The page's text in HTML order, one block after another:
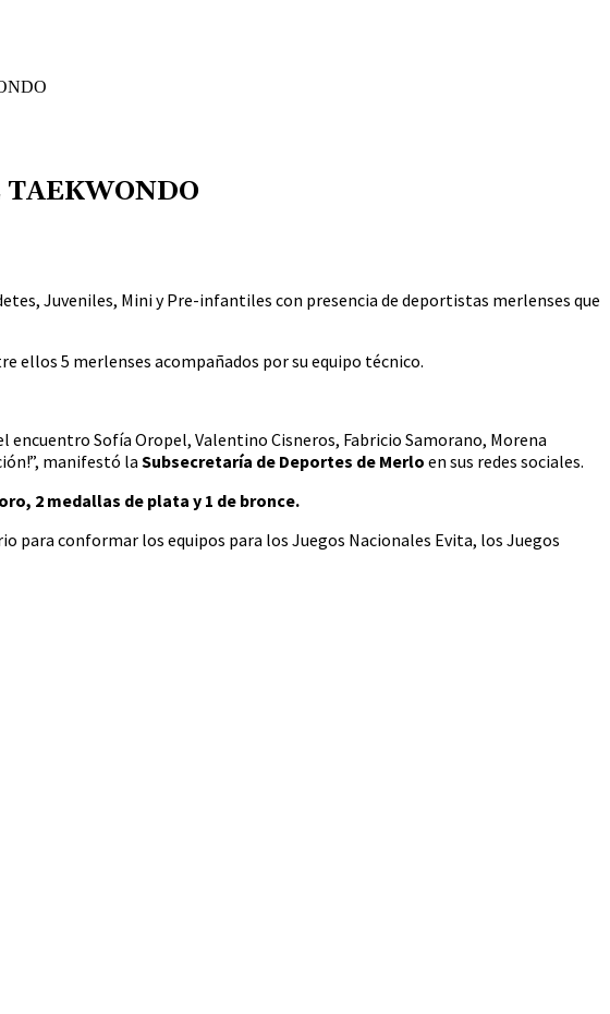
TAEKWONDO
Juveniles, Mini y Pre-infantiles con presencia de deportistas merlenses que
ellos 5 merlenses acompañados por su equipo técnico.
Sofía Oropel, Valentino Cisneros, Fabricio Samorano, Morena
manifestó la Subsecretaría de Deportes de Merlo en sus redes sociales.
2 medallas de plata y 1 de bronce.
para conformar los equipos para los Juegos Nacionales Evita, los Juegos